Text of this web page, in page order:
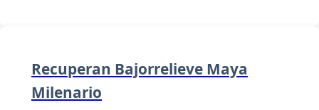
Recuperan Bajorrelieve Maya
Milenario